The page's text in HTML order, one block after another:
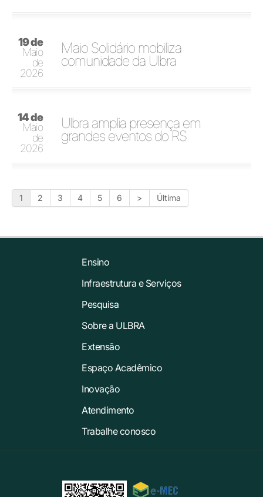
19 de
Maio
de
2026
Maio Solidário mobiliza
comunidade da Ulbra
14 de
Maio
de
2026
Ulbra amplia presença em
grandes eventos do RS
1 2 3 4 5 6 > Última
Ensino
Infraestrutura e Serviços
Pesquisa
Sobre a ULBRA
Extensão
Espaço Acadêmico
Inovação
Atendimento
Trabalhe conosco